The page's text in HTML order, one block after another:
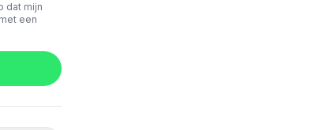
dat mijn
een